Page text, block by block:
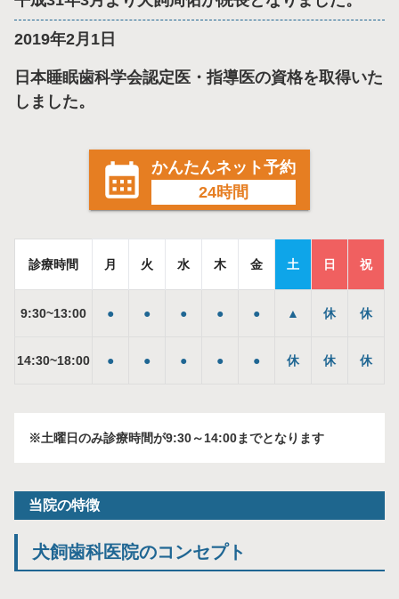
2019年2月1日
日本睡眠歯科学会認定医・指導医の資格を取得いた
しました。
かんたんネット予約
24時間
診療時間 月 火 水 木 金 土 日 祝
9:30~13:00 ● ● ● ● ● ▲ 休 休
14:30~18:00 ● ● ● ● ● 休 休 休
※土曜日のみ診療時間が9:30～14:00までとなります
当院の特徴
犬飼歯科医院のコンセプト